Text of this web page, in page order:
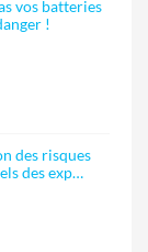
vos batteries
!
des risques
des exp…